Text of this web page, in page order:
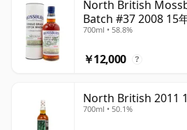
North British
Batch #37 2008 15
700ml • 58.8%
￥12,000 ?
North British 2011
700ml • 50.1%